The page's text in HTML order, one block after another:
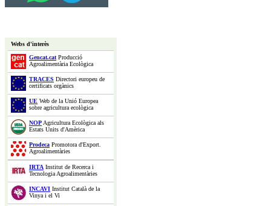
Webs d'interès
Gencat.catProducció
Agroalimentària Ecològica
TRACES Directori europeu de
certificats orgànics
UE Web de la Unió Europea
sobre agricultura ecològica
NOPAgricultura Ecològica als
Estats Units d'Amèrica
Prodeca Promotora d'Export.
Agroalimentàries
IRTA Institut de Recerca i
Tecnologia Agroalimentàries
INCAVI Institut Català de la
Vinya i el Vi